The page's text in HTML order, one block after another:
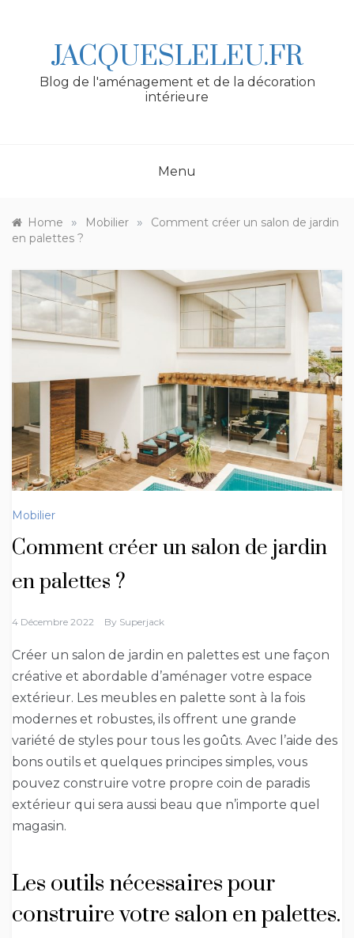
JACQUESLELEU.FR
Blog de l'aménagement et de la décoration
intérieure
Menu
Home » Mobilier »
Comment créer un salon de jardin
en palettes ?
Mobilier
Comment créer un salon de jardin
en palettes ?
4 Décembre 2022 By Superjack
Créer un salon de jardin en palettes est une façon
créative et abordable d’aménager votre espace
extérieur. Les meubles en palette sont à la fois
modernes et robustes, ils offrent une grande
variété de styles pour tous les goûts. Avec l’aide des
bons outils et quelques principes simples, vous
pouvez construire votre propre coin de paradis
extérieur qui sera aussi beau que n’importe quel
magasin.
Les outils nécessaires pour
construire votre salon en palettes.